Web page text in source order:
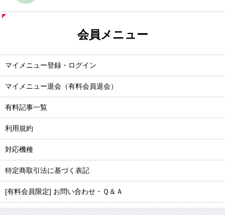
会員メニュー
マイメニュー登録・ログイン
マイメニュー退会（有料会員退会）
有料記事一覧
利用規約
対応機種
特定商取引法に基づく表記
[有料会員限定] お問い合わせ・Ｑ＆Ａ